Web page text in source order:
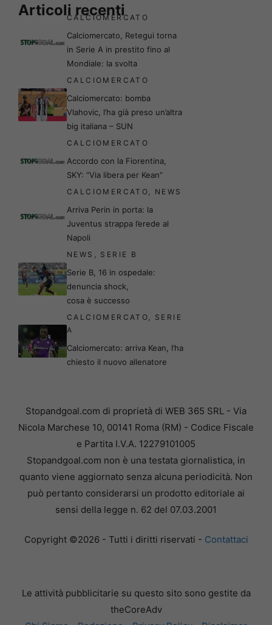
Articoli recenti
CALCIOMERCATO
Calciomercato, Retegui torna
in Serie A in prestito fino al
Mondiale: la svolta
CALCIOMERCATO
Calciomercato: bomba
Vlahovic, l’ha già preso un’altra
big italiana – SUN
CALCIOMERCATO
Accordo con la Fiorentina,
SKY: “Via libera per Kean”
CALCIOMERCATO NEWS
Arriva Perin in porta: la
Juventus strappa l’erede al
Napoli
NEWS SERIE B
Serie B, 16 in ospedale:
denuncia shock,
cosa è successo
CALCIOMERCATO
SERIE
A
Calciomercato: arriva Kean, l’ha
chiesto il nuovo allenatore
Stopandgoal.com di proprietà di WEB 365 SRL - Via
Nicola Marchese 10, 00141 Roma (RM) - Codice Fiscale
e Partita I.V.A. 12279101005
Stopandgoal.com non è una testata giornalistica, in
quanto viene aggiornato senza alcuna periodicità. Non
può pertanto considerarsi un prodotto editoriale ai
sensi della legge n. 62 del 07.03.2001
Copyright ©2026 - Tutti i diritti riservati - Contattaci
Le attività pubblicitarie su questo sito sono gestite da
theCoreAdv